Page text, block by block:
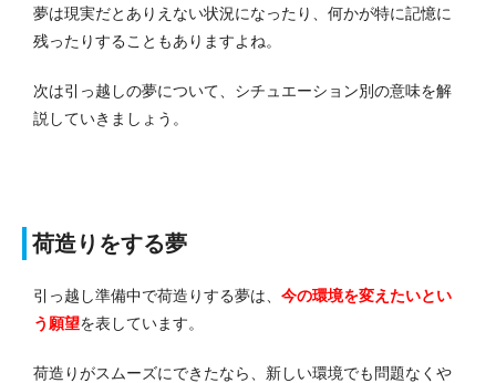
夢は現実だとありえない状況になったり、何かが特に記憶に
残ったりすることもありますよね。
次は引っ越しの夢について、シチュエーション別の意味を解
説していきましょう。
荷造りをする夢
引っ越し準備中で荷造りする夢は、 今の環境を変えたいとい
う願望を表しています。
荷造りがスムーズにできたなら、新しい環境でも問題なくや